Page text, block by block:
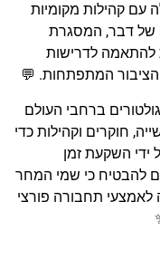
עם קהילות מקומיות
של דבר, המסגרת
להתאמה לדרישות
הציבור המתפתחות. 💬
ברחבי העולם
חוקרים וקהילות כדי
ידי השקעת זמן
להבטיח כי שמי המחר
לאמצעי תחבורה פורצי